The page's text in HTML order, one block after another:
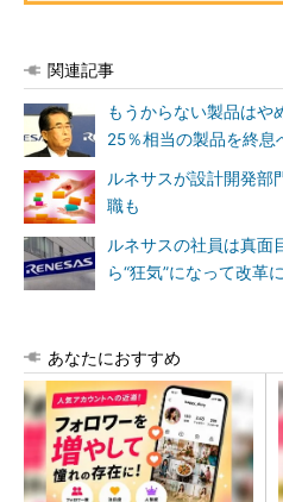
関連記事
もうからない製品は
25％相当の製品を終息
ルネサスが設計開発
職も
ルネサスの社員は真面
ら“狂気”になって改革
あなたにおすすめ